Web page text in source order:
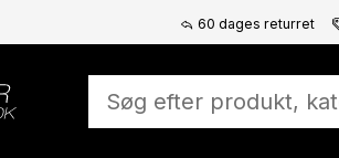
60 dages returret